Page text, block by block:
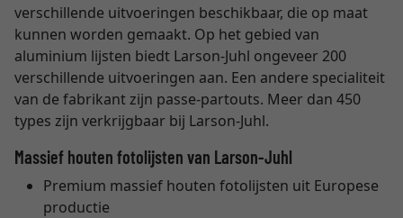
verschillende uitvoeringen beschikbaar, die op maat
kunnen worden gemaakt. Op het gebied van
aluminium lijsten biedt Larson-Juhl ongeveer 200
verschillende uitvoeringen aan. Een andere specialiteit
van de fabrikant zijn passe-partouts. Meer dan 450
types zijn verkrijgbaar bij Larson-Juhl.
Massief houten fotolijsten van Larson-Juhl
Premium massief houten fotolijsten uit Europese
productie